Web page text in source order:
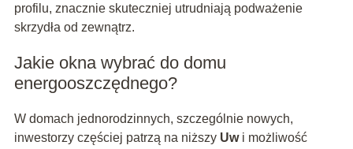
profilu, znacznie skuteczniej utrudniają podważenie
skrzydła od zewnątrz.
Jakie okna wybrać do domu
energooszczędnego?
W domach jednorodzinnych, szczególnie nowych,
inwestorzy częściej patrzą na niższy Uwi możliwość